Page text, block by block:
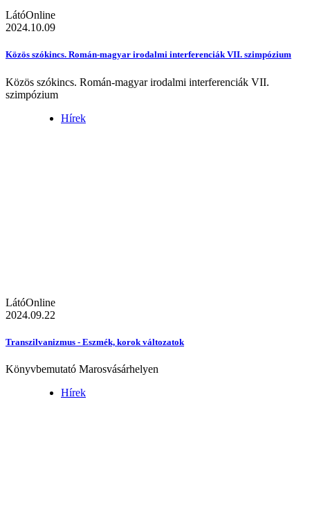
LátóOnline
2024.10.09
Közös szókincs. Román-magyar irodalmi interferenciák VII. szimpózium
Közös szókincs. Román-magyar irodalmi interferenciák VII.
szimpózium
Hírek
LátóOnline
2024.09.22
Transzilvanizmus - Eszmék, korok változatok
Könyvbemutató Marosvásárhelyen
Hírek